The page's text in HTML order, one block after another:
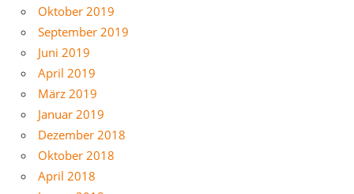
Oktober 2019
September 2019
Juni 2019
April 2019
März 2019
Januar 2019
Dezember 2018
Oktober 2018
April 2018